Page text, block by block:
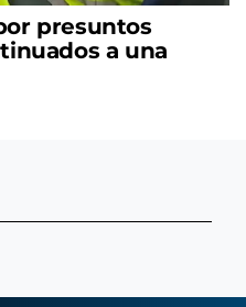
presuntos
a una